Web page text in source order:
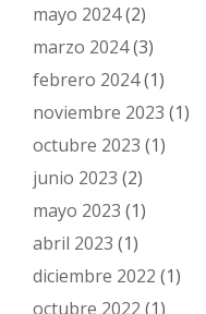
mayo 2024(2)
marzo 2024(3)
febrero 2024(1)
noviembre 2023 (1)
octubre 2023 (1)
junio 2023 (2)
mayo 2023 (1)
abril 2023 (1)
diciembre 2022 (1)
octubre 2022 (1)